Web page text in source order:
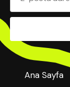
Ana Sayfa